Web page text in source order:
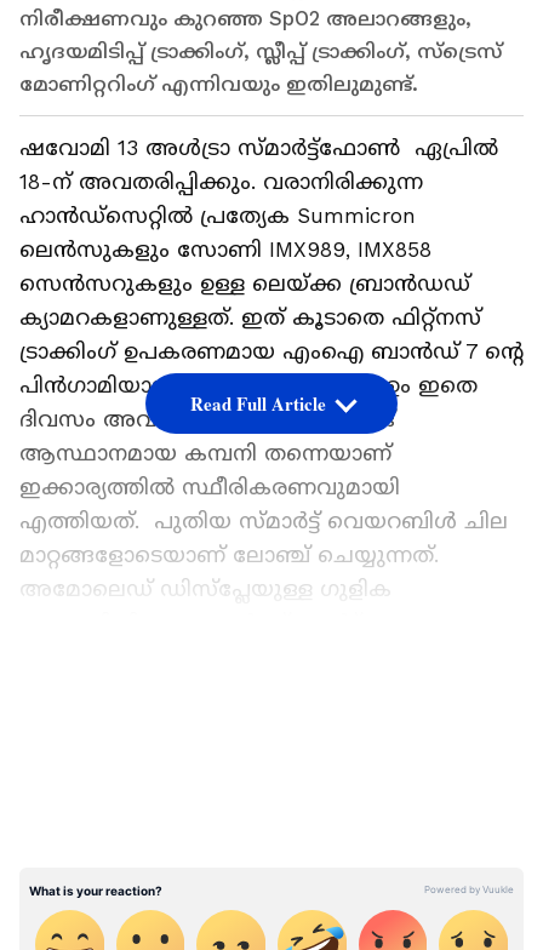
നിരീക്ഷണവും കുറഞ്ഞ SpO2 അലാറങ്ങളും,
ഹൃദയമിടിപ്പ് ട്രാക്കിംഗ്, സ്ലീപ്പ് ട്രാക്കിംഗ്, സ്‌ട്രെസ്
മോണിറ്ററിംഗ് എന്നിവയും ഇതിലുമുണ്ട്.
ഷവോമി 13 അൾട്രാ സ്മാർട്ട്ഫോൺ ഏപ്രിൽ
18-ന് അവതരിപ്പിക്കും. വരാനിരിക്കുന്ന
ഹാൻഡ്‌സെറ്റിൽ പ്രത്യേക Summicron
ലെൻസുകളും സോണി IMX989, IMX858
സെൻസറുകളും ഉള്ള ലെയ്ക്ക ബ്രാൻഡഡ്
ക്യാമറകളാണുള്ളത്. ഇത് കൂടാതെ ഫിറ്റ്‌നസ്
ട്രാക്കിംഗ് ഉപകരണമായ എംഐ ബാൻഡ് 7 ന്റെ
പിൻഗാമിയായ എംഐ ബാൻഡ് 8 ഉം ഇതെ
ദിവസം അവതരിപ്പിക്കും.ബെയ്ജിങ്
ആസ്ഥാനമായ കമ്പനി തന്നെയാണ്
ഇക്കാര്യത്തിൽ സ്ഥീരികരണവുമായി
എത്തിയത്. പുതിയ സ്മാർട്ട് വെയറബിൾ ചില
മാറ്റങ്ങളോടെയാണ് ലോഞ്ച് ചെയ്യുന്നത്.
അമോലെഡ് ഡിസ്‌പ്ലേയുള്ള ഗുളിക
കമ്പനിയുടെ സഹസ്ഥാപകനും സിഇഒയുമായ
ലെയ് ജുൻ തന്റെ വെയ്‌ബോ അക്കൗണ്ടിലൂടെ
Read Full Article